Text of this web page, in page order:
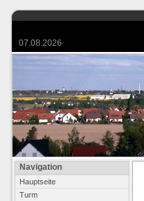
07.08.2026
Navigation
Hauptseite
Turm